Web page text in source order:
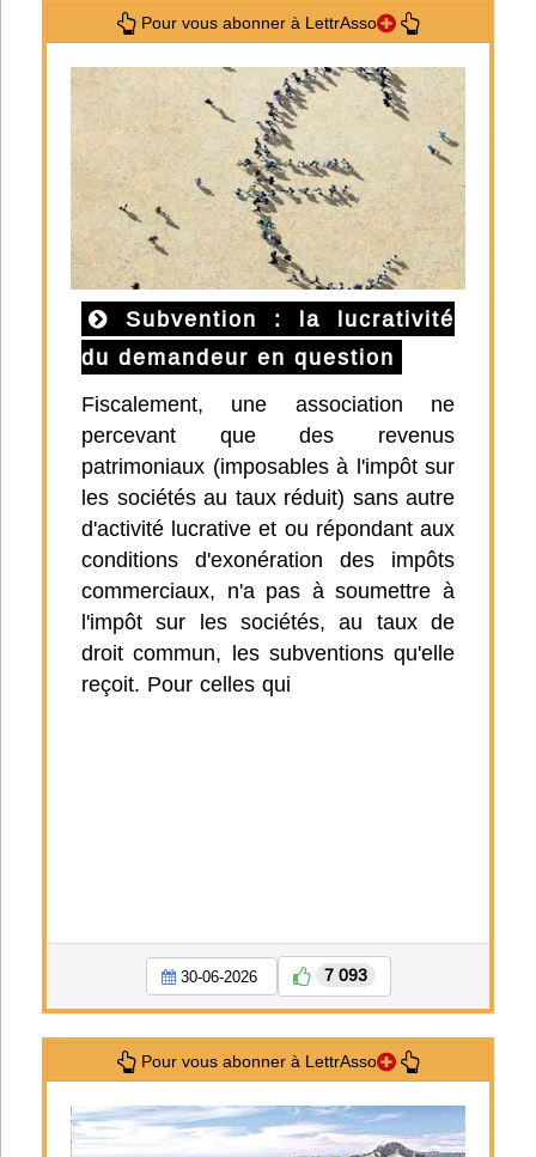
Pour vous abonner à LettrAsso
Subvention : la lucrativité
du demandeur en question
Fiscalement, une association ne
percevant que des revenus
patrimoniaux (imposables à l'impôt sur
les sociétés au taux réduit) sans autre
d'activité lucrative et ou répondant aux
conditions d'exonération des impôts
commerciaux, n'a pas à soumettre à
l'impôt sur les sociétés, au taux de
droit commun, les subventions qu'elle
reçoit. Pour celles qui
30-06-2026 7 093
Pour vous abonner à LettrAsso